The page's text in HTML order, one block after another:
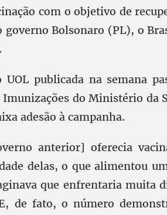
com o objetivo de
governo Bolsonaro (PL), o
publicada na semana
do Ministério da
adesão à campanha.
anterior] oferecia
delas, o que alimentou
que enfrentaria muita
de fato, o número